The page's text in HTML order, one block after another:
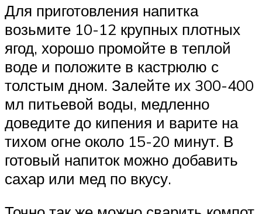
Для приготовления напитка
возьмите 10-12 крупных плотных
ягод, хорошо промойте в теплой
воде и положите в кастрюлю с
толстым дном. Залейте их 300-400
мл питьевой воды, медленно
доведите до кипения и варите на
тихом огне около 15-20 минут. В
готовый напиток можно добавить
сахар или мед по вкусу.